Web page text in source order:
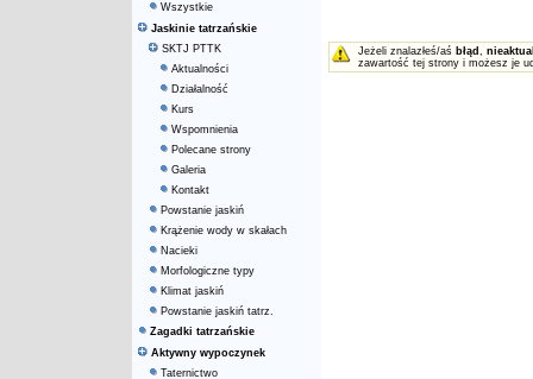
Wszystkie
Jaskinie tatrzańskie
SKTJ PTTK
Aktualności
Działalność
Kurs
Wspomnienia
Polecane strony
Galeria
Kontakt
Powstanie jaskiń
Krążenie wody w skałach
Nacieki
Morfologiczne typy
Klimat jaskiń
Powstanie jaskiń tatrz.
Zagadki tatrzańskie
Aktywny wypoczynek
Taternictwo
Jeżeli znalazłeś/aś błąd ,
zawartość tej strony i możesz je